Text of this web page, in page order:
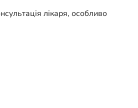
лікаря, особливо